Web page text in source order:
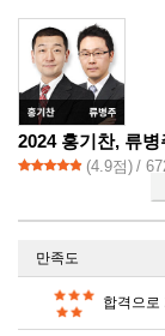
2024 홍기찬, 류
(4.9점) /
만족도
합격으로